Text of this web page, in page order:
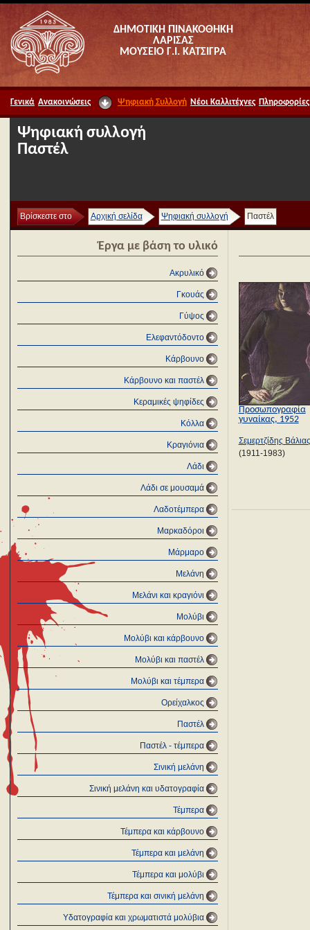
ΔΗΜΟΤΙΚΗ ΠΙΝΑΚΟΘΗΚΗ
ΛΑΡΙΣΑΣ
ΜΟΥΣΕΙΟ Γ.Ι. ΚΑΤΣΙΓΡΑ
Γενικά Ανακοινώσεις Ψηφιακή Συλλογή Νέοι Καλλιτέχνες Πληροφορίες
Ψηφιακή συλλογή
Παστέλ
Βρίσκεστε στο Αρχική σελίδα Ψηφιακή συλλογή Παστέλ
Έργα με βάση το υλικό
Ακρυλικό
Γκουάς
Γύψος
Ελεφαντόδοντο
Κάρβουνο
Κάρβουνο και παστέλ
Κεραμικές ψηφίδες
Κόλλα
Κραγιόνια
Λάδι
Λάδι σε μουσαμά
Λαδοτέμπερα
Μαρκαδόροι
Μάρμαρο
Μελάνη
Μελάνι και κραγιόνι
Μολύβι
Μολύβι και κάρβουνο
Μολύβι και παστέλ
Μολύβι και τέμπερα
Ορείχαλκος
Παστέλ
Παστέλ - τέμπερα
Σινική μελάνη
Σινική μελάνη και υδατογραφία
Τέμπερα
Τέμπερα και κάρβουνο
Τέμπερα και μελάνη
Τέμπερα και μολύβι
Τέμπερα και σινική μελάνη
Υδατογραφία και χρωματιστά μολύβια
Προσωπογραφία
γυναίκας, 1952
Σεμερτζίδης Βάλιας
(1911-1983)